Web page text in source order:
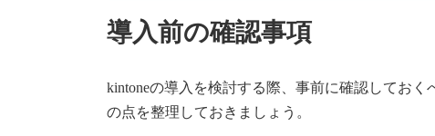
導入前の確認事項
kintoneの導入を検討する際、事前に確認してお
の点を整理しておきましょう。